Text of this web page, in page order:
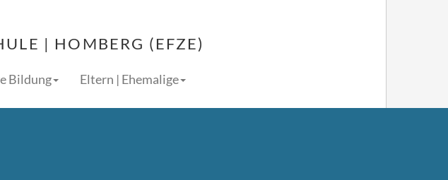
| HOMBERG (EFZE)
Bildung Eltern | Ehemalige